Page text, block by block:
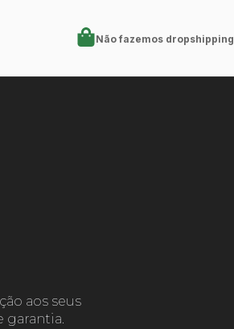
Não fazemos dropshipping
aos seus